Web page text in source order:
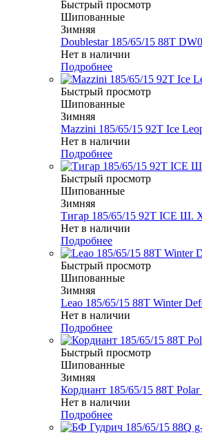
Быстрый просмотр
Шипованные
Зимняя
Doublestar 185/65/15 88T
Нет в наличии
Подробнее
Быстрый просмотр
Шипованные
Зимняя
Mazzini 185/65/15 92T Ice
Нет в наличии
Подробнее
Быстрый просмотр
Шипованные
Зимняя
Тигар 185/65/15 92T ICE Ш.
Нет в наличии
Подробнее
Быстрый просмотр
Шипованные
Зимняя
Leao 185/65/15 88T Winter
Нет в наличии
Подробнее
Быстрый просмотр
Шипованные
Зимняя
Кордиант 185/65/15 88T
Нет в наличии
Подробнее